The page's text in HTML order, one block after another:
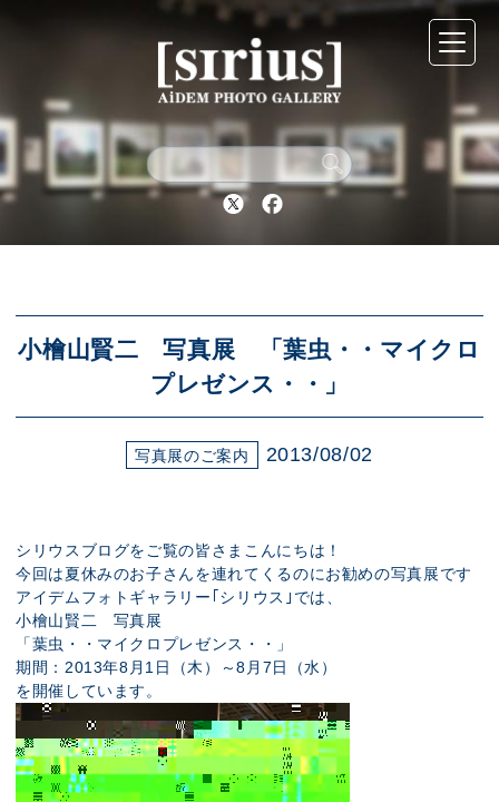
Twitter Facebook
小檜山賢二 写真展 「葉虫・・マイクロ
プレゼンス・・」
写真展のご案内 2013/08/02
シリウスブログをご覧の皆さまこんにちは！
今回は夏休みのお子さんを連れてくるのにお勧めの写真展です
アイデムフォトギャラリー｢シリウス｣では、
小檜山賢二 写真展
「葉虫・・マイクロプレゼンス・・」
期間：2013年8月1日（木）～8月7日（水）
を開催しています。
シリウスについて
展示スケジュール
アクセス
ブログ